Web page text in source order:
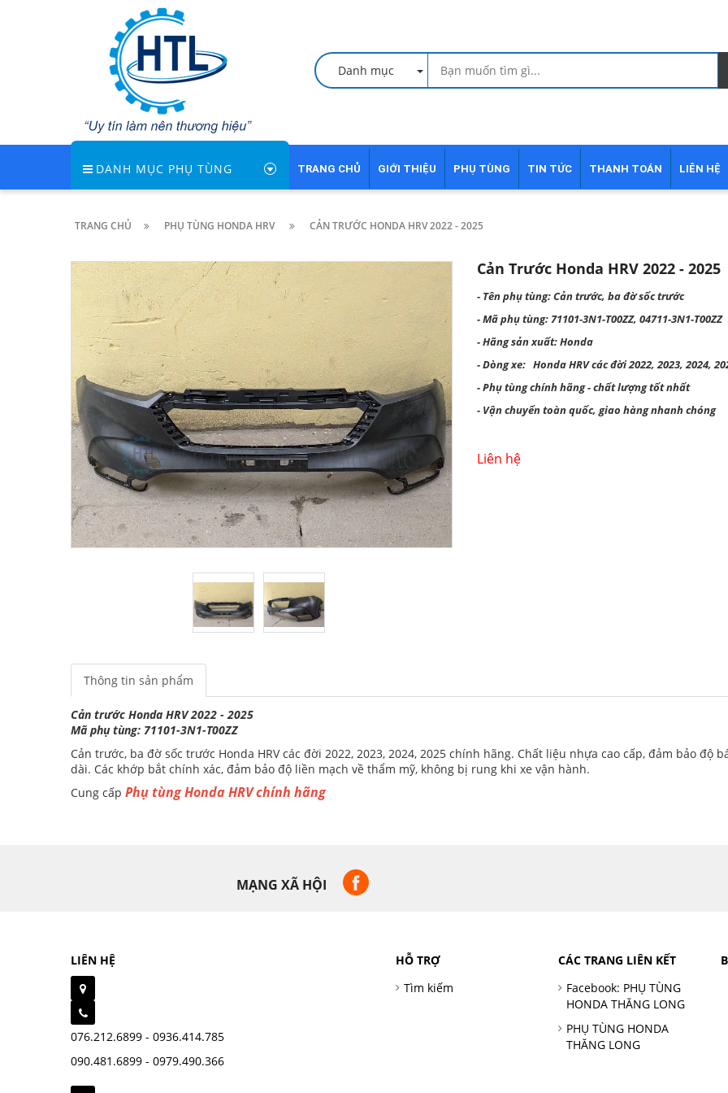
Danh mục
DANH MỤC PHỤ TÙNG TRANG CHỦ GIỚI THIỆU PHỤ TÙNG TIN TỨC THANH TOÁN LIÊN HỆ
TRANG CHỦ PHỤ TÙNG HONDA HRV CẢN TRƯỚC HONDA HRV 2022 - 2025
Cản Trước Honda HRV 2022 - 2025
- Tên phụ tùng: Cản trước, ba đờ sốc trước
- Mã phụ tùng: 71101-3N1-T00ZZ, 04711-3N1-T00ZZ
- Hãng sản xuất: Honda
- Dòng xe: Honda HRV các đời 2022, 2023, 2024,
- Phụ tùng chính hãng - chất lượng tốt nhất
- Vận chuyển toàn quốc, giao hàng nhanh chóng
Liên hệ
Thông tin sản phẩm
Cản trước Honda HRV 2022 - 2025
Mã phụ tùng: 71101-3N1-T00ZZ
Cản trước, ba đờ sốc trước Honda HRV các đời 2022, 2023, 2024, 2025 chính hãng. Chất liệu nhựa cao cấp, đảm bảo
dài. Các khớp bắt chính xác, đảm bảo độ liền mạch về thẩm mỹ, không bị rung khi xe vận hành.
Cung cấp Phụ tùng Honda HRV chính hãng
MẠNG XÃ HỘI
LIÊN HỆ
076.212.6899 - 0936.414.785
090.481.6899 - 0979.490.366
HỖ TRỢ
Tìm kiếm
CÁC TRANG LIÊN KẾT
Facebook: PHỤ TÙNG
HONDA THĂNG LONG
PHỤ TÙNG HONDA
THĂNG LONG